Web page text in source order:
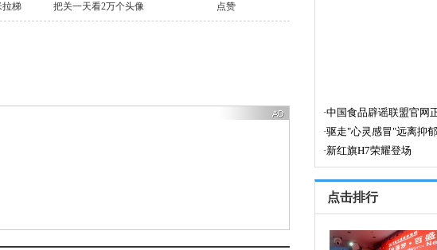
拉梯
把关一天看2万个头像
点赞
点击排行